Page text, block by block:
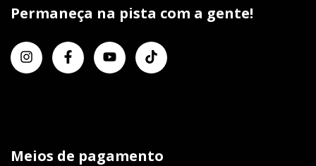
Permaneça na pista com a gente!
Meios de pagamento